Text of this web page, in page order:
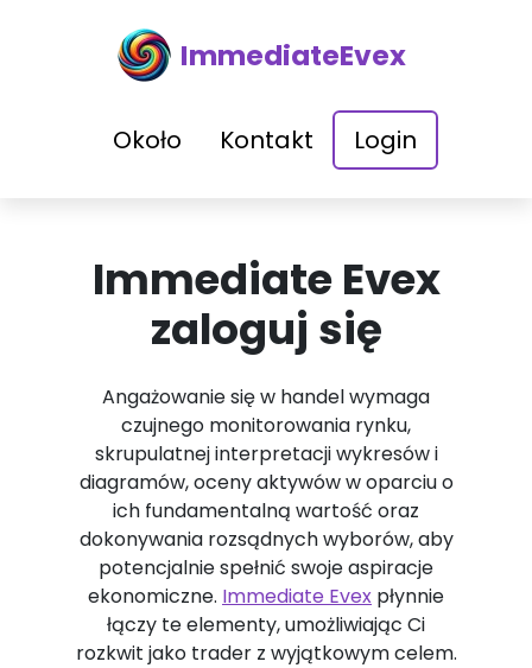
ImmediateEvex
Około Kontakt Login
Immediate Evex
zaloguj się
Angażowanie się w handel wymaga
czujnego monitorowania rynku,
skrupulatnej interpretacji wykresów i
diagramów, oceny aktywów w oparciu o
ich fundamentalną wartość oraz
dokonywania rozsądnych wyborów, aby
potencjalnie spełnić swoje aspiracje
ekonomiczne. Immediate Evex płynnie
łączy te elementy, umożliwiając Ci
rozkwit jako trader z wyjątkowym celem.